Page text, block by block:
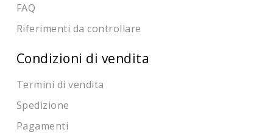
FAQ
Riferimenti da controllare
Condizioni di vendita
Termini di vendita
Spedizione
Pagamenti